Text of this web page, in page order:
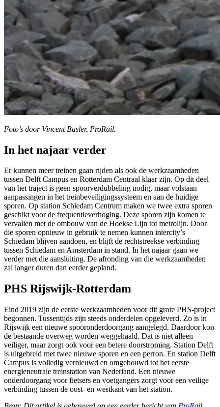
Foto’s door Vincent Basler, ProRail.
In het najaar verder
Er kunnen meer treinen gaan rijden als ook de werkzaamheden
tussen Delft Campus en Rotterdam Centraal klaar zijn. Op dit deel
van het traject is geen spoorverdubbeling nodig, maar volstaan
aanpassingen in het treinbeveiligingssysteem en aan de huidige
sporen. Op station Schiedam Centrum maken we twee extra sporen
geschikt voor de frequentieverhoging. Deze sporen zijn komen te
vervallen met de ombouw van de Hoekse Lijn tot metrolijn. Door
die sporen opnieuw in gebruik te nemen kunnen intercity’s
Schiedam blijven aandoen, en blijft de rechtstreekse verbinding
tussen Schiedam en Amsterdam in stand. In het najaar gaan we
verder met die aansluiting. De afronding van die werkzaamheden
zal langer duren dan eerder gepland.
PHS Rijswijk-Rotterdam
Eind 2019 zijn de eerste werkzaamheden voor dit grote PHS-project
begonnen. Tussentijds zijn steeds onderdelen opgeleverd. Zo is in
Rijswijk een nieuwe spooronderdoorgang aangelegd. Daardoor kon
de bestaande overweg worden weggehaald. Dat is niet alleen
veiliger, maar zorgt ook voor een betere doorstroming. Station Delft
is uitgebreid met twee nieuwe sporen en een perron. En station Delft
Campus is volledig vernieuwd en omgebouwd tot het eerste
energieneutrale treinstation van Nederland. Een nieuwe
onderdoorgang voor fietsers en voetgangers zorgt voor een veilige
verbinding tussen de oost- en westkant van het station.